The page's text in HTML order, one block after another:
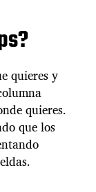
quieres y
quieres.
que los